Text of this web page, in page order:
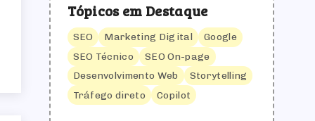
Tópicos em Destaque
SEO Marketing Digital
Google
SEO Técnico
SEO On-page
Desenvolvimento Web
Storytelling
Tráfego direto
Copilot